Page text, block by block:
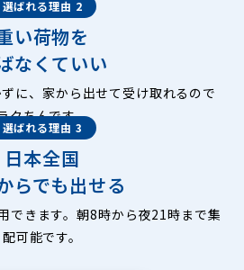
選ばれる理由 2
い荷物を
なくていい
に、家から出せて受け取れるので
クちんです。
選ばれる理由 3
日本全国
らでも出せる
できます。朝8時から夜21時まで集
配可能です。